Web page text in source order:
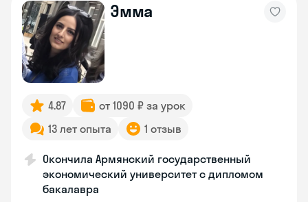
Эмма
4.87
от 1090 ₽ за урок
13 лет опыта
1 отзыв
Окончила Армянский государственный
экономический университет с дипломом
бакалавра